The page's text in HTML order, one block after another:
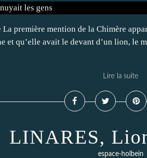
La première mention de la Chimère
qu’elle avait le devant d’un lion, le
Lire la suite
LINARES,
espace-holbein